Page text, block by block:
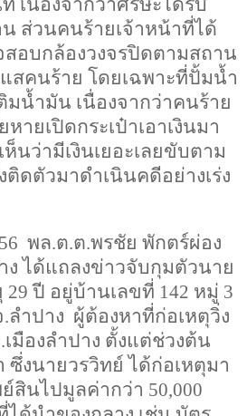
เนื่องจากว่าศีรษะได้รับ
น ส่วนคนร้ายเจ้าหน้าที่ได้
สอบกล้องวงจรปิดตามสถาน
สคนร้าย โดยเฉพาะที่ปั้มน้ำ
มน้ำมัน เนื่องจากว่าคนร้าย
ายเปิดกระเป๋าเอาเงินมา
นว่ามีเงินเยอะเลยขับตาม
ติดตัวมาดำเนินคดีอย่างเร่ง
56 พล.ต.ต.พรชัย พักตร์ผ่อง
ง ได้แถลงข่าวจับกุมตัวนาย
29 ปี อยู่บ้านเลขที่ 142 หมู่ 3
ลำปาง ผู้ต้องหาที่ก่อเหตุวิ่ง
มืองลำปาง ตั้งแต่ช่วงต้น
ซึ่งนายวรวิทย์ ได้ก่อเหตุมา
สินไปมูลค่ากว่า 50,000